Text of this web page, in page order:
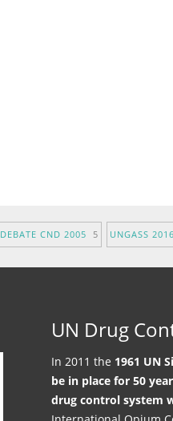
DEBATE CND 2005 5 UNGASS
UN Drug
In 2011 the 1961 UN
be in place for 50
drug control system